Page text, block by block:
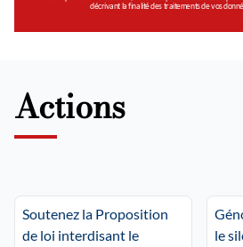
décrivant la finalité des traitements de vos
Actions
Soutenez la Proposition
de loi interdisant le
le